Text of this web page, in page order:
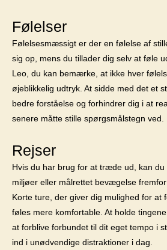
Følelser
Følelsesmæssigt er der en følelse af
sig op, mens du tillader dig selv at føle
Leo, du kan bemærke, at ikke hver
øjeblikkelig udtryk. At sidde med det et
bedre forståelse og forhindrer dig i at
senere måtte stille spørgsmålstegn ved.
Rejser
Hvis du har brug for at træde ud, kan
miljøer eller målrettet bevægelse fremfor
Korte ture, der giver dig mulighed for at
føles mere komfortable. At holde
at forblive forbundet til dit eget tempo i
ind i unødvendige distraktioner i dag.